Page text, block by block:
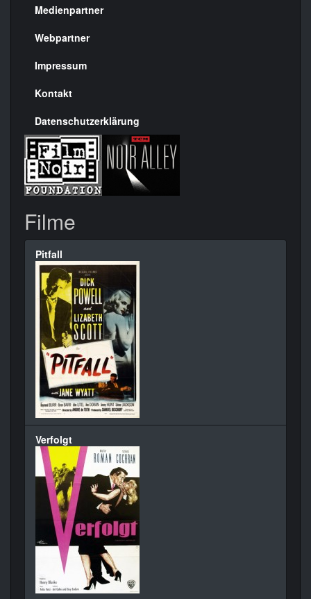
Menülinks
rechte
Seite
Medienpartner
Webpartner
Impressum
Kontakt
Datenschutzerklärung
Filme
Pitfall
Verfolgt